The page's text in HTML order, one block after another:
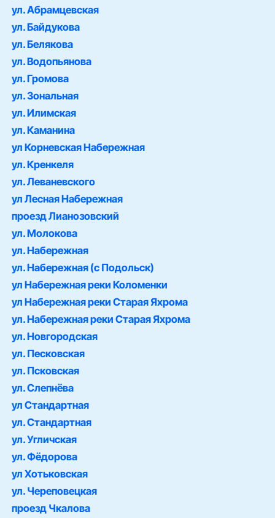
ул. Абрамцевская
ул. Байдукова
ул. Белякова
ул. Водопьянова
ул. Громова
ул. Зональная
ул. Илимская
ул. Каманина
ул Корневская Набережная
ул. Кренкеля
ул. Леваневского
ул Лесная Набережная
проезд Лианозовский
ул. Молокова
ул. Набережная
ул. Набережная (с Подольск)
ул Набережная реки Коломенки
ул Набережная реки Старая Яхрома
ул. Набережная реки Старая Яхрома
ул. Новгородская
ул. Песковская
ул. Псковская
ул. Слепнёва
ул Стандартная
ул. Стандартная
ул. Угличская
ул. Фёдорова
ул Хотьковская
ул. Череповецкая
проезд Чкалова